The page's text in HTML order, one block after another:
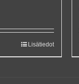
Lisätiedot